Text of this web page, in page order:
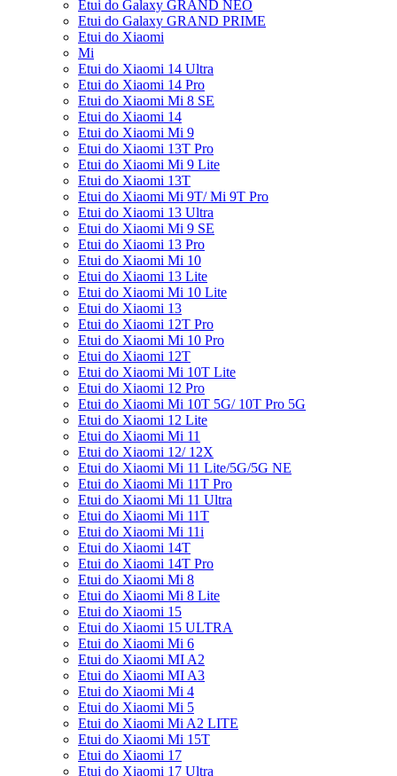
Etui do Galaxy GRAND NEO
Etui do Galaxy GRAND PRIME
Etui do Xiaomi
Mi
Etui do Xiaomi 14 Ultra
Etui do Xiaomi 14 Pro
Etui do Xiaomi Mi 8 SE
Etui do Xiaomi 14
Etui do Xiaomi Mi 9
Etui do Xiaomi 13T Pro
Etui do Xiaomi Mi 9 Lite
Etui do Xiaomi 13T
Etui do Xiaomi Mi 9T/ Mi 9T Pro
Etui do Xiaomi 13 Ultra
Etui do Xiaomi Mi 9 SE
Etui do Xiaomi 13 Pro
Etui do Xiaomi Mi 10
Etui do Xiaomi 13 Lite
Etui do Xiaomi Mi 10 Lite
Etui do Xiaomi 13
Etui do Xiaomi 12T Pro
Etui do Xiaomi Mi 10 Pro
Etui do Xiaomi 12T
Etui do Xiaomi Mi 10T Lite
Etui do Xiaomi 12 Pro
Etui do Xiaomi Mi 10T 5G/ 10T Pro 5G
Etui do Xiaomi 12 Lite
Etui do Xiaomi Mi 11
Etui do Xiaomi 12/ 12X
Etui do Xiaomi Mi 11 Lite/5G/5G NE
Etui do Xiaomi Mi 11T Pro
Etui do Xiaomi Mi 11 Ultra
Etui do Xiaomi Mi 11T
Etui do Xiaomi Mi 11i
Etui do Xiaomi 14T
Etui do Xiaomi 14T Pro
Etui do Xiaomi Mi 8
Etui do Xiaomi Mi 8 Lite
Etui do Xiaomi 15
Etui do Xiaomi 15 ULTRA
Etui do Xiaomi Mi 6
Etui do Xiaomi MI A2
Etui do Xiaomi MI A3
Etui do Xiaomi Mi 4
Etui do Xiaomi Mi 5
Etui do Xiaomi Mi A2 LITE
Etui do Xiaomi Mi 15T
Etui do Xiaomi 17
Etui do Xiaomi 17 Ultra